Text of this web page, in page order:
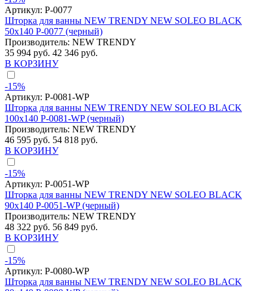
Артикул: P-0077
Шторка для ванны NEW TRENDY NEW SOLEO BLACK
50x140 P-0077 (черный)
Производитель: NEW TRENDY
35 994 руб. 42 346 руб.
В КОРЗИНУ
-15%
Артикул: P-0081-WP
Шторка для ванны NEW TRENDY NEW SOLEO BLACK
100x140 P-0081-WP (черный)
Производитель: NEW TRENDY
46 595 руб. 54 818 руб.
В КОРЗИНУ
-15%
Артикул: P-0051-WP
Шторка для ванны NEW TRENDY NEW SOLEO BLACK
90x140 P-0051-WP (черный)
Производитель: NEW TRENDY
48 322 руб. 56 849 руб.
В КОРЗИНУ
-15%
Артикул: P-0080-WP
Шторка для ванны NEW TRENDY NEW SOLEO BLACK